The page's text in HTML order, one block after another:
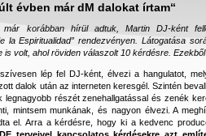
évben már dM dalokat írtam“
korábban hírül adtuk, Martin DJ-ként
la Espiritualidad” rendezvényen. Látogatása
is volt, ahol röviden válaszolt 10 kérdésre.
lép fel DJ-ként, élvezi a hangulatot,
dalok után az interneten keresgél. Szintén
legnagyobb részét zenehallgatással és zenék
mintsem munkának, és nagyon élvezi. A
el. Arra a kérdésre, hogy ki a kedvenc